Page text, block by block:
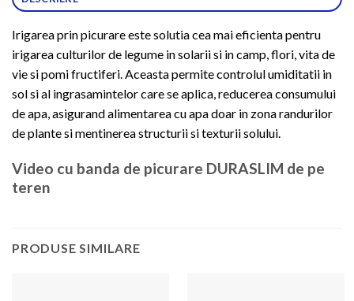
Irigarea prin picurare este solutia cea mai eficienta pentru
irigarea culturilor de legume in solarii si in camp, flori, vita de
vie si pomi fructiferi. Aceasta permite controlul umiditatii in
sol si al ingrasamintelor care se aplica, reducerea consumului
de apa, asigurand alimentarea cu apa doar in zona randurilor
de plante si mentinerea structurii si texturii solului.
Video cu banda de picurare DURASLIM de pe
teren
PRODUSE SIMILARE